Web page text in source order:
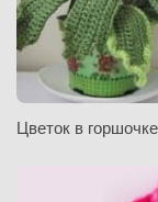
Цветок в